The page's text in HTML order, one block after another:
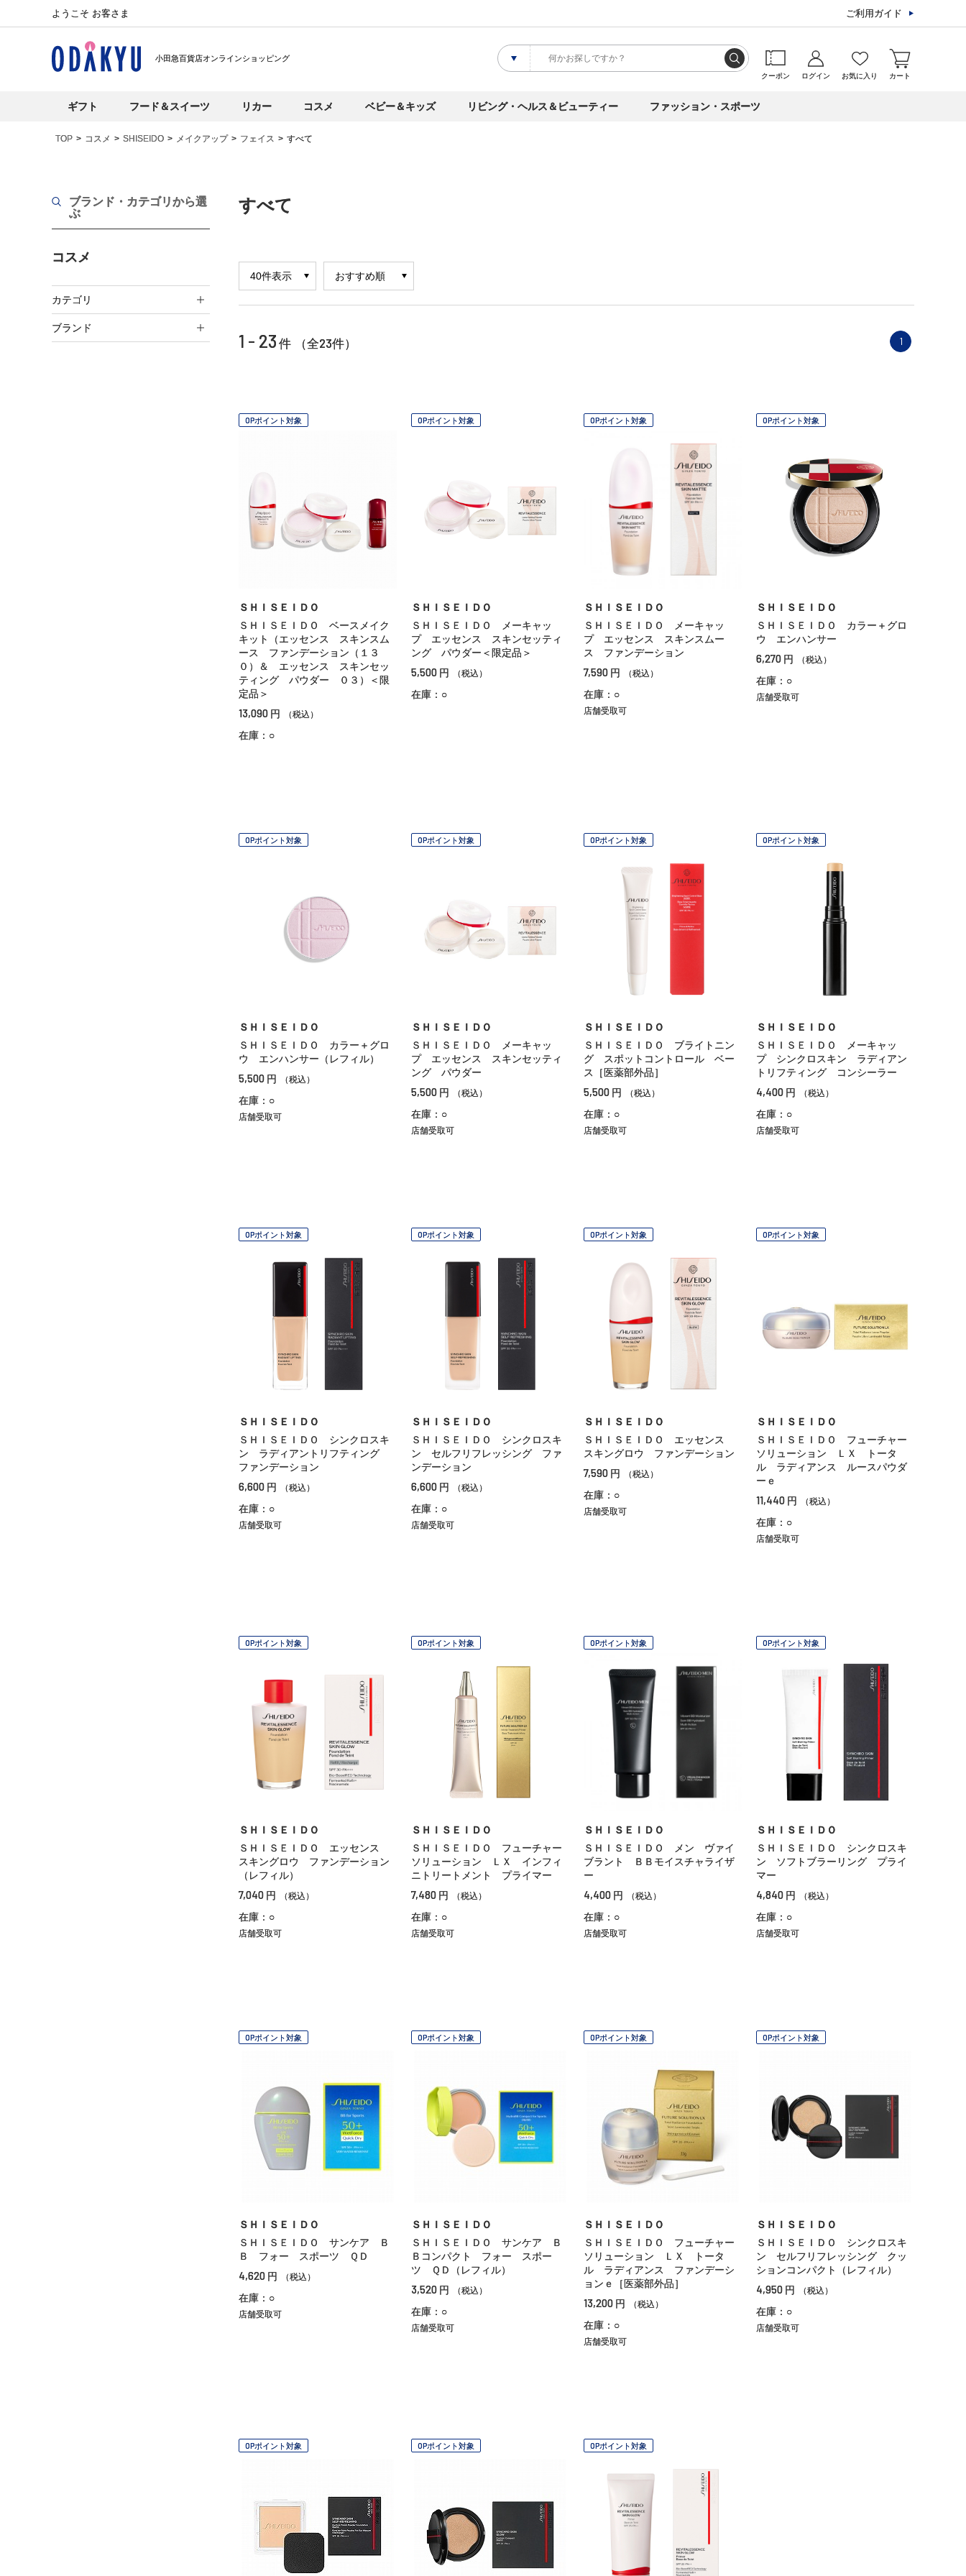
ようこそ お客さま ご利用ガイド
小田急百貨店オンラインショッピング
クーポン ログイン お気に入り カート
ギフト フード＆スイーツ リカー コスメ ベビー＆キッズ リビング・ヘルス＆ビューティー ファッション・スポーツ
TOP コスメ SHISEIDO メイクアップ フェイス すべて
ブランド・カテゴリから選
ぶ
コスメ
カテゴリ
ブランド
すべて
1 - 23 件 （全23件） 1
OPポイント対象
ＳＨＩＳＥＩＤＯ
ＳＨＩＳＥＩＤＯ ベースメイク
キット（エッセンス スキンスム
ース ファンデーション（１３
０）＆ エッセンス スキンセッ
ティング パウダー ０３）＜限
定品＞
13,090 円 （税込）
在庫：○
OPポイント対象
ＳＨＩＳＥＩＤＯ
ＳＨＩＳＥＩＤＯ メーキャッ
プ エッセンス スキンセッティ
ング パウダー＜限定品＞
5,500 円 （税込）
在庫：○
OPポイント対象
ＳＨＩＳＥＩＤＯ
ＳＨＩＳＥＩＤＯ メーキャッ
プ エッセンス スキンスムー
ス ファンデーション
7,590 円 （税込）
在庫：○
店舗受取可
OPポイント対象
ＳＨＩＳＥＩＤＯ
ＳＨＩＳＥＩＤＯ カラー＋グロ
ウ エンハンサー
6,270 円 （税込）
在庫：○
店舗受取可
OPポイント対象
ＳＨＩＳＥＩＤＯ
ＳＨＩＳＥＩＤＯ カラー＋グロ
ウ エンハンサー（レフィル）
5,500 円 （税込）
在庫：○
店舗受取可
OPポイント対象
ＳＨＩＳＥＩＤＯ
ＳＨＩＳＥＩＤＯ メーキャッ
プ エッセンス スキンセッティ
ング パウダー
5,500 円 （税込）
在庫：○
店舗受取可
OPポイント対象
ＳＨＩＳＥＩＤＯ
ＳＨＩＳＥＩＤＯ ブライトニン
グ スポットコントロール ベー
ス［医薬部外品］
5,500 円 （税込）
在庫：○
店舗受取可
OPポイント対象
ＳＨＩＳＥＩＤＯ
ＳＨＩＳＥＩＤＯ メーキャッ
プ シンクロスキン ラディアン
トリフティング コンシーラー
4,400 円 （税込）
在庫：○
店舗受取可
OPポイント対象
ＳＨＩＳＥＩＤＯ
ＳＨＩＳＥＩＤＯ シンクロスキ
ン ラディアントリフティング
ファンデーション
6,600 円 （税込）
在庫：○
店舗受取可
OPポイント対象
ＳＨＩＳＥＩＤＯ
ＳＨＩＳＥＩＤＯ シンクロスキ
ン セルフリフレッシング ファ
ンデーション
6,600 円 （税込）
在庫：○
店舗受取可
OPポイント対象
ＳＨＩＳＥＩＤＯ
ＳＨＩＳＥＩＤＯ エッセンス
スキングロウ ファンデーション
7,590 円 （税込）
在庫：○
店舗受取可
OPポイント対象
ＳＨＩＳＥＩＤＯ
ＳＨＩＳＥＩＤＯ フューチャー
ソリューション ＬＸ トータ
ル ラディアンス ルースパウダ
ーｅ
11,440 円 （税込）
在庫：○
店舗受取可
OPポイント対象
ＳＨＩＳＥＩＤＯ
ＳＨＩＳＥＩＤＯ エッセンス
スキングロウ ファンデーション
（レフィル）
7,040 円 （税込）
在庫：○
店舗受取可
OPポイント対象
ＳＨＩＳＥＩＤＯ
ＳＨＩＳＥＩＤＯ フューチャー
ソリューション ＬＸ インフィ
ニトリートメント プライマー
7,480 円 （税込）
在庫：○
店舗受取可
OPポイント対象
ＳＨＩＳＥＩＤＯ
ＳＨＩＳＥＩＤＯ メン ヴァイ
ブラント ＢＢモイスチャライザ
ー
4,400 円 （税込）
在庫：○
店舗受取可
OPポイント対象
ＳＨＩＳＥＩＤＯ
ＳＨＩＳＥＩＤＯ シンクロスキ
ン ソフトブラーリング プライ
マー
4,840 円 （税込）
在庫：○
店舗受取可
OPポイント対象
ＳＨＩＳＥＩＤＯ
ＳＨＩＳＥＩＤＯ サンケア Ｂ
Ｂ フォー スポーツ ＱＤ
4,620 円 （税込）
在庫：○
店舗受取可
OPポイント対象
ＳＨＩＳＥＩＤＯ
ＳＨＩＳＥＩＤＯ サンケア Ｂ
Ｂコンパクト フォー スポー
ツ ＱＤ（レフィル）
3,520 円 （税込）
在庫：○
店舗受取可
OPポイント対象
ＳＨＩＳＥＩＤＯ
ＳＨＩＳＥＩＤＯ フューチャー
ソリューション ＬＸ トータ
ル ラディアンス ファンデーシ
ョンｅ［医薬部外品］
13,200 円 （税込）
在庫：○
店舗受取可
OPポイント対象
ＳＨＩＳＥＩＤＯ
ＳＨＩＳＥＩＤＯ シンクロスキ
ン セルフリフレッシング クッ
ションコンパクト（レフィル）
4,950 円 （税込）
在庫：○
店舗受取可
OPポイント対象 OPポイント対象 OPポイント対象